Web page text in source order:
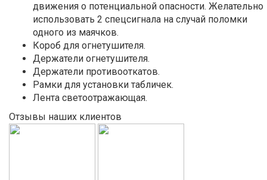
движения о потенциальной опасности. Желательно
использовать 2 спецсигнала на случай поломки
одного из маячков.
Короб для огнетушителя.
Держатели огнетушителя.
Держатели противооткатов.
Рамки для установки табличек.
Лента светоотражающая.
Отзывы наших клиентов